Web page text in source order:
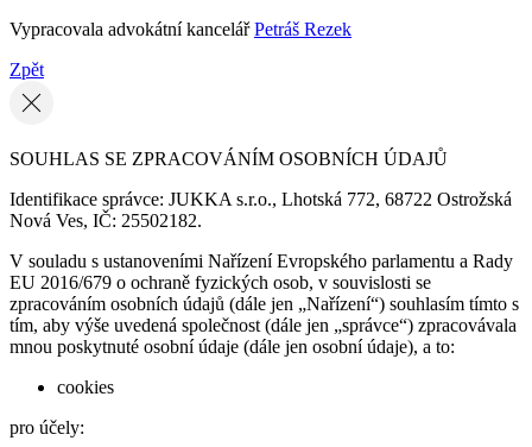
Vypracovala advokátní kancelářPetráš Rezek
Zpět
SOUHLAS SE ZPRACOVÁNÍM OSOBNÍCH ÚDAJŮ
Identifikace správce: JUKKA s.r.o., Lhotská 772, 68722 Ostrožská
Nová Ves, IČ: 25502182.
V souladu s ustanoveními Nařízení Evropského parlamentu a Rady
EU 2016/679 o ochraně fyzických osob, v souvislosti se
zpracováním osobních údajů (dále jen „Nařízení“) souhlasím tímto s
tím, aby výše uvedená společnost (dále jen „správce“) zpracovávala
mnou poskytnuté osobní údaje (dále jen osobní údaje), a to:
cookies
pro účely: